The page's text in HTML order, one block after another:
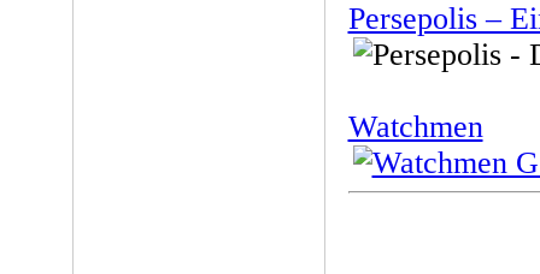
Persepolis –
Watchmen